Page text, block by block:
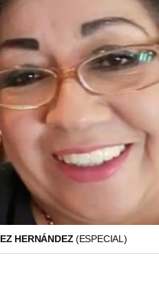
HERNÁNDEZ (ESPECIAL)